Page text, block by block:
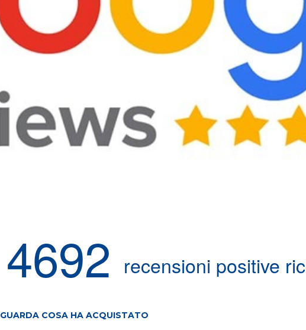
4692 recensioni positive
GUARDA COSA HA ACQUISTATO